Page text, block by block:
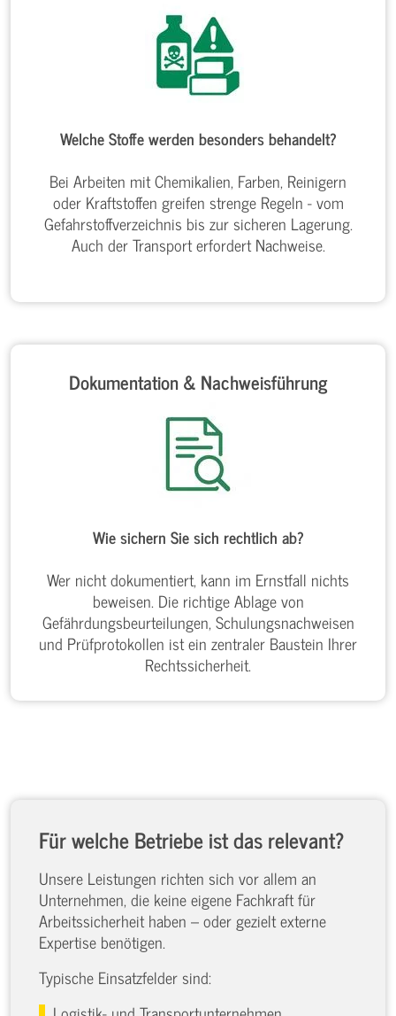
Welche Stoffe werden besonders behandelt?
Bei Arbeiten mit Chemikalien, Farben, Reinigern
oder Kraftstoffen greifen strenge Regeln - vom
Gefahrstoffverzeichnis bis zur sicheren Lagerung.
Auch der Transport erfordert Nachweise.
Dokumentation & Nachweisführung
Wie sichern Sie sich rechtlich ab?
Wer nicht dokumentiert, kann im Ernstfall nichts
beweisen. Die richtige Ablage von
Gefährdungsbeurteilungen, Schulungsnachweisen
und Prüfprotokollen ist ein zentraler Baustein Ihrer
Rechtssicherheit.
Für welche Betriebe ist das relevant?
Unsere Leistungen richten sich vor allem an
Unternehmen, die keine eigene Fachkraft für
Arbeitssicherheit haben – oder gezielt externe
Expertise benötigen.
Typische Einsatzfelder sind: